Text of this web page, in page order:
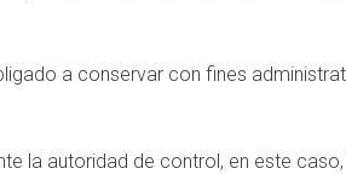
a conservar con fines
la autoridad de control, en este